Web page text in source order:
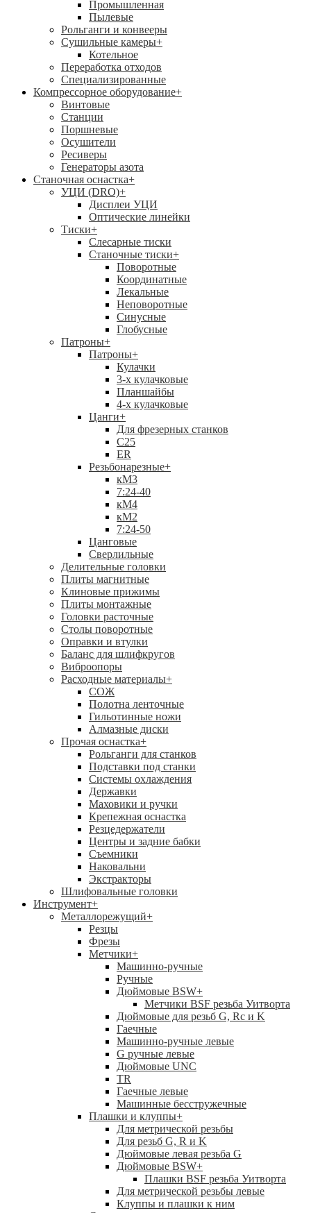
Промышленная
Пылевые
Рольганги и конвееры
Сушильные камеры+
Котельное
Переработка отходов
Специализированные
Компрессорное оборудование+
Винтовые
Станции
Поршневые
Осушители
Ресиверы
Генераторы азота
Станочная оснастка+
УЦИ (DRO)+
Дисплеи УЦИ
Оптические линейки
Тиски+
Слесарные тиски
Станочные тиски+
Поворотные
Координатные
Лекальные
Неповоротные
Синусные
Глобусные
Патроны+
Патроны+
Кулачки
3-х кулачковые
Планшайбы
4-х кулачковые
Цанги+
Для фрезерных станков
С25
ER
Резьбонарезные+
кМ3
7:24-40
кМ4
кМ2
7:24-50
Цанговые
Сверлильные
Делительные головки
Плиты магнитные
Клиновые прижимы
Плиты монтажные
Головки расточные
Столы поворотные
Оправки и втулки
Баланс для шлифкругов
Виброопоры
Расходные материалы+
СОЖ
Полотна ленточные
Гильотинные ножи
Алмазные диски
Прочая оснастка+
Рольганги для станков
Подставки под станки
Системы охлаждения
Державки
Маховики и ручки
Крепежная оснастка
Резцедержатели
Центры и задние бабки
Съемники
Наковальни
Экстракторы
Шлифовальные головки
Инструмент+
Металлорежущий+
Резцы
Фрезы
Метчики+
Машинно-ручные
Ручные
Дюймовые BSW+
Метчики BSF резьба Уитворта
Дюймовые для резьб G, Rc и K
Гаечные
Машинно-ручные левые
G ручные левые
Дюймовые UNC
TR
Гаечные левые
Машинные бесстружечные
Плашки и клуппы+
Для метрической резьбы
Для резьб G, R и K
Дюймовые левая резьба G
Дюймовые BSW+
Плашки BSF резьба Уитворта
Для метрической резьбы левые
Клуппы и плашки к ним